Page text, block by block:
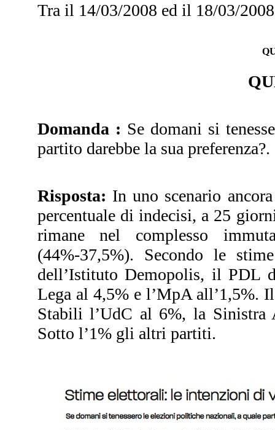
Tra il 14/03/2008 ed il 18/03/2008
Domanda : Se domani si
partito darebbe la sua preferenza?.
Risposta: In uno scenario
percentuale di indecisi, a 25
rimane nel complesso
(44%-37,5%). Secondo le
dell’Istituto Demopolis, il PDL
Lega al 4,5% e l’MpA all’1,5%.
Stabili l’UdC al 6%, la Sinistra
Sotto l’1% gli altri partiti.